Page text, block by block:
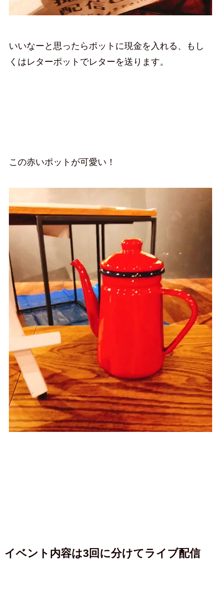
いいなーと思ったらポットに現金を入れる、もし
くはレターポットでレターを送ります。
この赤いポットが可愛い！
イベント内容は3回に分けてライブ配信